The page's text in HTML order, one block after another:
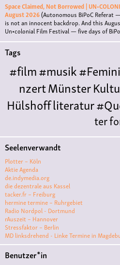
Space Claimed, Not Borrowed |
August 2026(Autonomous BiPoC Referat
is not an innocent backdrop. And this
Un•colonial Film Festival — five days of
Tags
#film#musik
nzertMünster
Hülshoffliteratur
ter
LiteraturePolyamorie
Polyamorietreff
Monogamie
ismuskunst
VKqueer#Demo
ve#film #kino
#filmclub#Münster
#menschenrechte
Seelenverwandt
Plotter – Köln
Aktie Agenda
de.indymedia.org
die dezentrale aus Kassel
tacker.fr – Freiburg
hermine termine – Ruhrgebiet
Radio Nordpol - Dortmund
rAuszeit – Hannover
Stressfaktor – Berlin
MD linksdrehend - Linke Termine in
Benutzer*in